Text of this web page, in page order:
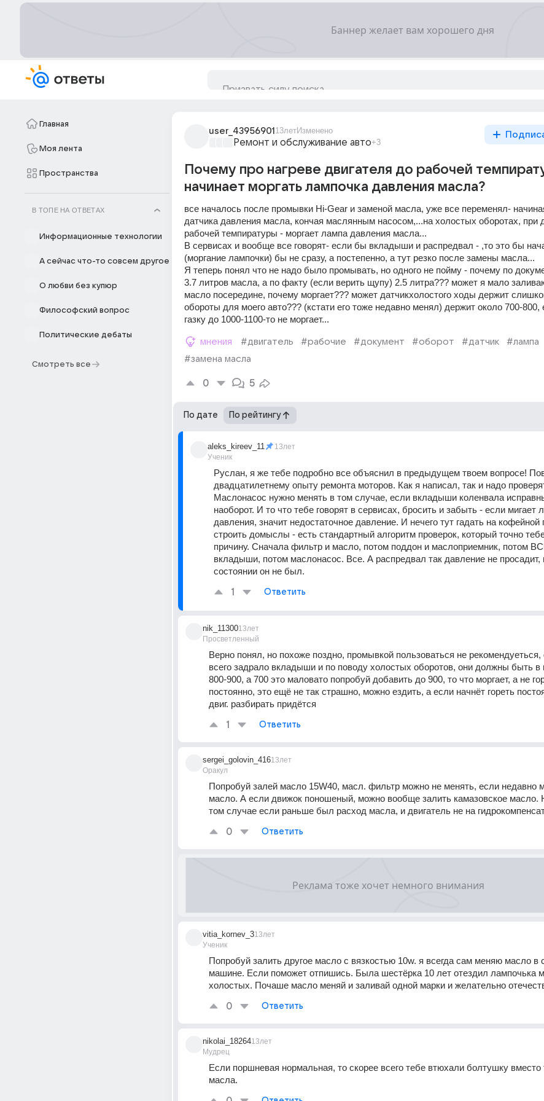
Главная
Моя лента
Пространства
В ТОПЕ НА ОТВЕТАХ
Информационные технологии
А сейчас что-то совсем другое
О любви без купюр
Философский вопрос
Политические дебаты
Смотреть все
user_43956901 13летИзменено
Ремонт и обслуживание авто+3
Почему про нагреве двигателя до рабочей
начинает моргать лампочка давления масла?
все началось после промывки Hi-Gear и заменой масла, уже все переменял-
датчика давления масла, кончая маслянным насосом,...на холостых оборотах, при
рабочей темпиратуры - моргает лампа давления масла...
В сервисах и вообще все говорят- если бы вкладыши и распредвал - ,то это бы
(моргание лампочки) бы не сразу, а постепенно, а тут резко после замены масла...
Я теперь понял что не надо было промывать, но одного не пойму - почему по
3.7 литров масла, а по факту (если верить щупу) 2.5 литра??? может я мало
масло посередине, почему моргает??? может датчикхолостого ходы держит
обороты для моего авто??? (кстати его тоже недавно менял) держит около 700-800,
газку до 1000-1100-то не моргает...
мнения #двигатель #рабочие #документ #оборот #датчик
#лампа
#замена масла
0 5
По дате По рейтингу
aleks_kireev_11
Ученик
13лет
Руслан, я же тебе подробно все объяснил в предыдущем твоем вопросе!
двадцатилетнему опыту ремонта моторов. Как я написал, так и надо
Маслонасос нужно менять в том случае, если вкладыши коленвала
наоборот. И то что тебе говорят в сервисах, бросить и забыть - если мигает
давления, значит недостаточное давление. И нечего тут гадать на кофейной
строить домыслы - есть стандартный алгоритм проверок, который точно
причину. Сначала фильтр и масло, потом поддон и маслоприемник, потом
вкладыши, потом маслонасос. Все. А распредвал так давление не просадит,
состоянии он не был.
1 Ответить
nik_11300
Просветленный
13лет
Верно понял, но похоже поздно, промывкой пользоваться не рекомендуеться,
всего задрало вкладыши и по поводу холостых оборотов, они должны быть в
800-900, а 700 это маловато попробуй добавить до 900, то что моргает, а не
постоянно, это ещё не так страшно, можно ездить, а если начнёт гореть
двиг. разбирать придётся
1 Ответить
sergei_golovin_416
Оракул
13лет
Попробуй залей масло 15W40, масл. фильтр можно не менять, если недавно
масло. А если движок поношеный, можно вообще залить камазовское масло.
том случае если раньше был расход масла, и двигатель не на
0 Ответить
vitia_kornev_3
Ученик
13лет
Попробуй залить другое масло с вязкостью 10w. я всегда сам меняю масло в
машине. Если поможет отпишись. Была шестёрка 10 лет отездил лампочька
холостых. Почаше масло меняй и заливай одной марки и желательно
0 Ответить
nikolai_18264
Мудрец
13лет
Если поршневая нормальная, то скорее всего тебе втюхали болтушку вместо
масла.